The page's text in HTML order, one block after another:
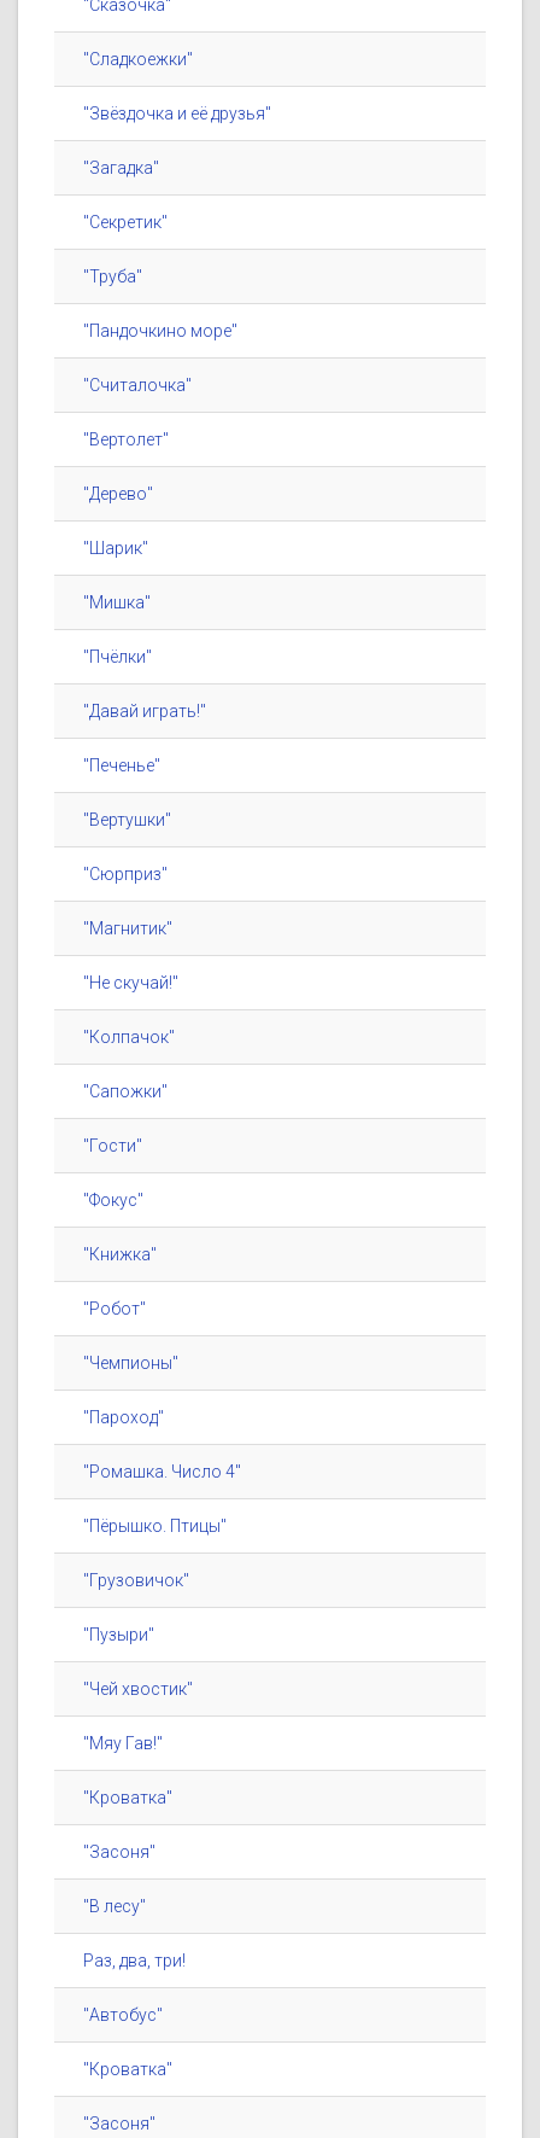
"Сказочка"
"Сладкоежки"
"Звёздочка и её друзья"
"Загадка"
"Секретик"
"Труба"
"Пандочкино море"
"Считалочка"
"Вертолет"
"Дерево"
"Шарик"
"Мишка"
"Пчёлки"
"Давай играть!"
"Печенье"
"Вертушки"
"Сюрприз"
"Магнитик"
"Не скучай!"
"Колпачок"
"Сапожки"
"Гости"
"Фокус"
"Книжка"
"Робот"
"Чемпионы"
"Пароход"
"Ромашка. Число 4"
"Пёрышко. Птицы"
"Грузовичок"
"Пузыри"
"Чей хвостик"
"Мяу Гав!"
"Кроватка"
"Засоня"
"В лесу"
Раз, два, три!
"Автобус"
"Кроватка"
"Засоня"